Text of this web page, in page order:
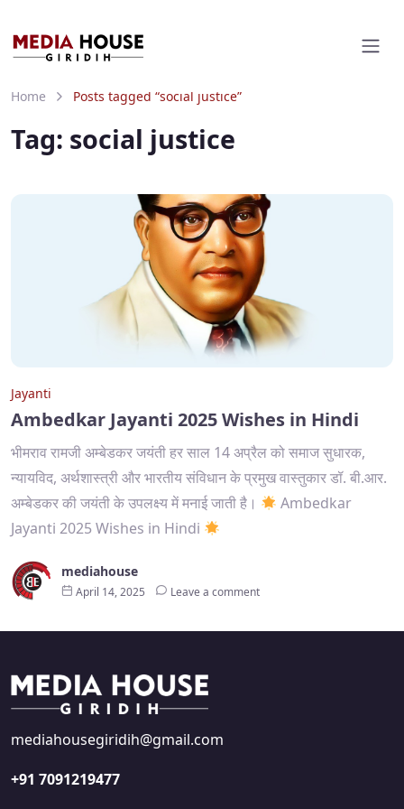
Home Posts tagged “social justice”
Tag: social justice
Jayanti
Ambedkar Jayanti 2025 Wishes in Hindi
भीमराव रामजी अम्बेडकर जयंती हर साल 14 अप्रैल को समाज सुधारक,
न्यायविद, अर्थशास्त्री और भारतीय संविधान के प्रमुख वास्तुकार डॉ. बी.आर.
अम्बेडकर की जयंती के उपलक्ष्य में मनाई जाती है।
Ambedkar
Jayanti 2025 Wishes in Hindi
mediahouse
April 14, 2025 Leave a comment
mediahousegiridih@gmail.com
+91 7091219477